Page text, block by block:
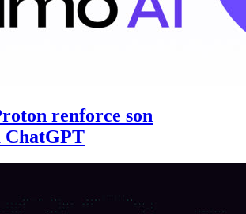
renforce son
ChatGPT